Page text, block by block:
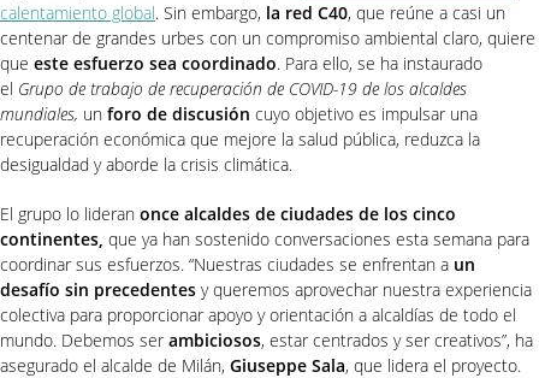
calentamiento global. Sin embargo, la red C40, que reúne a casi un
centenar de grandes urbes con un compromiso ambiental claro, quiere
que este esfuerzo sea coordinado. Para ello, se ha instaurado
el Grupo de trabajo de recuperación de COVID-19 de los alcaldes
mundiales, un foro de discusión cuyo objetivo es impulsar una
recuperación económica que mejore la salud pública, reduzca la
desigualdad y aborde la crisis climática.
El grupo lo lideran once alcaldes de ciudades de los cinco
continentes, que ya han sostenido conversaciones esta semana para
coordinar sus esfuerzos. “Nuestras ciudades se enfrentan a un
desafío sin precedentes y queremos aprovechar nuestra experiencia
colectiva para proporcionar apoyo y orientación a alcaldías de todo el
mundo. Debemos ser ambiciosos, estar centrados y ser creativos”, ha
asegurado el alcalde de Milán, Giuseppe Sala, que lidera el proyecto.